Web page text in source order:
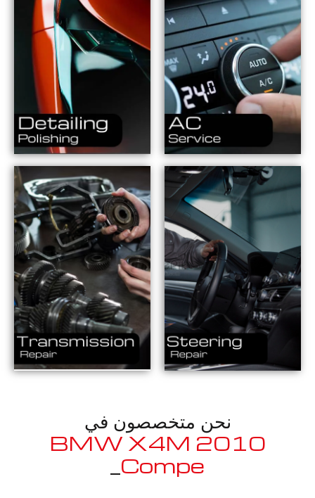
نحن متخصصون في
2010 BMW X4M
Competition